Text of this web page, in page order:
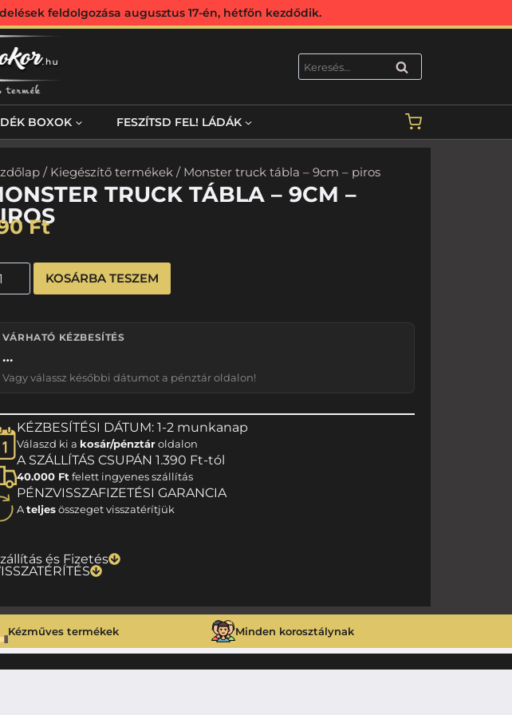
feldolgozása augusztus 17-én, hétfőn kezdődik.
KERESÉS
BOXOK FESZÍTSD FEL! LÁDÁK
/ Kiegészítő termékek/ Monster truck tábla – 9cm – piros
TRUCK TÁBLA – 9CM –
Ft
KOSÁRBA TESZEM
VÁRHATÓ KÉZBESÍTÉS
…
Vagy válassz későbbi dátumot a pénztár oldalon!
KÉZBESÍTÉSI DÁTUM: 1-2 munkanap
Válaszd ki a kosár/pénztároldalon
A SZÁLLÍTÁS CSUPÁN 1.390 Ft-tól
40.000 Ftfelett ingyenes szállítás
PÉNZVISSZAFIZETÉSI GARANCIA
Ateljesösszeget visszatérítjük
és Fizetés
Kézműves termékek Minden korosztálynak